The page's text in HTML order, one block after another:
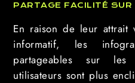
PARTAGE FACILITÉ
En raison de leur attrait
informatif, les
partageables sur les
utilisateurs sont plus